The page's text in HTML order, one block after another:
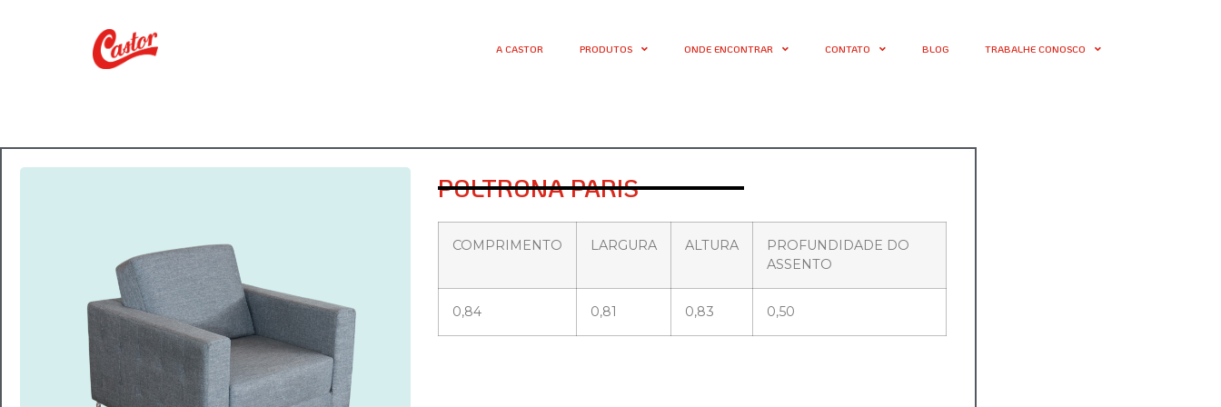
A CASTOR PRODUTOS ONDE ENCONTRAR CONTATO BLOG TRABALHE CONOSCO
POLTRONA PARIS
COMPRIMENTO LARGURA ALTURA
PROFUNDIDADE DO
ASSENTO
0,84 0,81 0,83 0,50